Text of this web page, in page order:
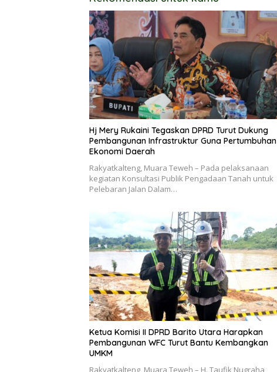
Hj Mery Rukaini Tegaskan DPRD Turut Dukung
Pembangunan Infrastruktur Guna Pertumbuhan
Ekonomi Daerah
Rakyatkalteng, Muara Teweh – Pada pelaksanaan
kegiatan Konsultasi Publik Pengadaan Tanah untuk
Pelebaran Jalan Dalam…
Ketua Komisi II DPRD Barito Utara Harapkan
Pembangunan WFC Turut Bantu Kembangkan
UMKM
Rakyatkalteng, Muara Teweh – H. Taufik Nugraha,